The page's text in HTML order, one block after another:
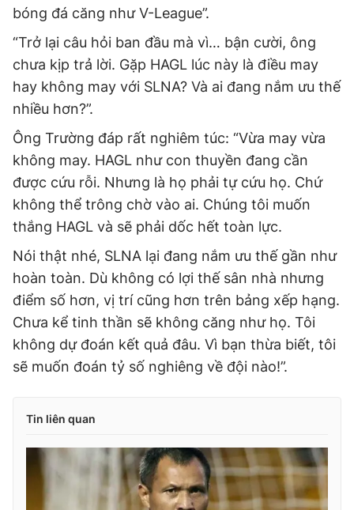
bóng đá căng như V-League”.
“Trở lại câu hỏi ban đầu mà vì… bận cười, ông
chưa kịp trả lời. Gặp HAGL lúc này là điều may
hay không may với SLNA? Và ai đang nắm ưu thế
nhiều hơn?”.
Ông Trường đáp rất nghiêm túc: “Vừa may vừa
không may. HAGL như con thuyền đang cần
được cứu rỗi. Nhưng là họ phải tự cứu họ. Chứ
không thể trông chờ vào ai. Chúng tôi muốn
thắng HAGL và sẽ phải dốc hết toàn lực.
Nói thật nhé, SLNA lại đang nắm ưu thế gần như
hoàn toàn. Dù không có lợi thế sân nhà nhưng
điểm số hơn, vị trí cũng hơn trên bảng xếp hạng.
Chưa kể tinh thần sẽ không căng như họ. Tôi
không dự đoán kết quả đâu. Vì bạn thừa biết, tôi
sẽ muốn đoán tỷ số nghiêng về đội nào!”.
Tin liên quan